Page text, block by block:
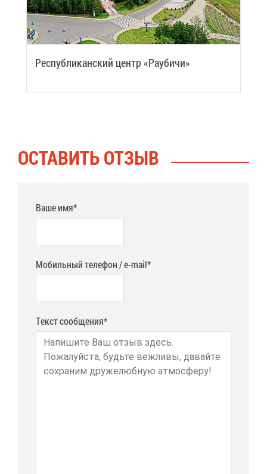
Рес­пуб­ли­кан­ский центр «Рау­би­чи»
ОСТА­ВИТЬ ОТ­ЗЫВ
Ваше имя*
Мобильный телефон / e-mail*
Текст сообщения*